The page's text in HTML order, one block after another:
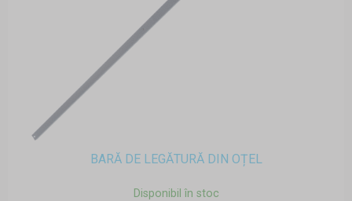
BARĂ DE LEGĂTURĂ DIN OȚEL
Disponibil în stoc